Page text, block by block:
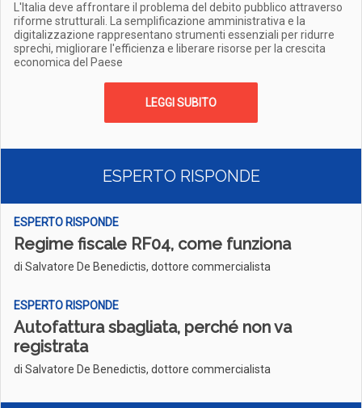
L'Italia deve affrontare il problema del debito pubblico attraverso
riforme strutturali. La semplificazione amministrativa e la
digitalizzazione rappresentano strumenti essenziali per ridurre
sprechi, migliorare l'efficienza e liberare risorse per la crescita
economica del Paese
LEGGI SUBITO
ESPERTO RISPONDE
ESPERTO RISPONDE
Regime fiscale RF04, come funziona
di Salvatore De Benedictis, dottore commercialista
ESPERTO RISPONDE
Autofattura sbagliata, perché non va
registrata
di Salvatore De Benedictis, dottore commercialista